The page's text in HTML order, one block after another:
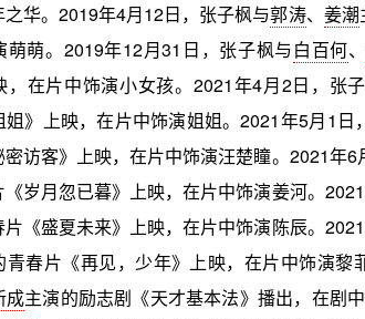
之华。2019年4月12日，张子枫与郭涛、 姜潮
萌萌。2019年12月31日，张子枫与白百何、
，在片中饰演小女孩。2021年4月2日，张
姐》上映，在片中饰演姐姐。2021年5月1日
访客》上映，在片中饰演汪楚瞳。2021年6
《岁月忽已暮》上映，在片中饰演姜河。
《盛夏未来》上映，在片中饰演陈辰。
青春片《再见，少年》上映，在片中饰演黎
成主演的励志剧《天才基本法》播出，在剧